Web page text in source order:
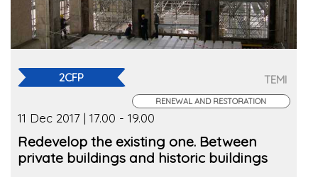
2CFP TEMI
RENEWAL AND RESTORATION
11 Dec 2017 | 17.00 - 19.00
Redevelop the existing one. Between
private buildings and historic buildings